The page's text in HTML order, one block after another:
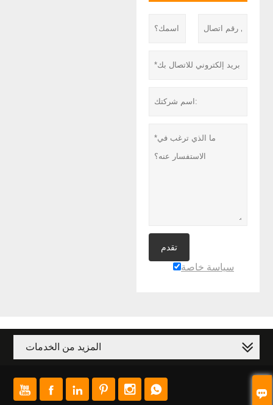

تقدم
سياسة خاصة
المزيد من الخدمات
     